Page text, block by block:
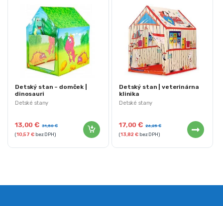
Detské stany
Detský stan – domček |
dinosauri
13,00€ 31,50€
(10,57€bez DPH)
Detské stany
Detský stan | veterinárna
klinika
17,00€ 26,25€
(13,82€bez DPH)